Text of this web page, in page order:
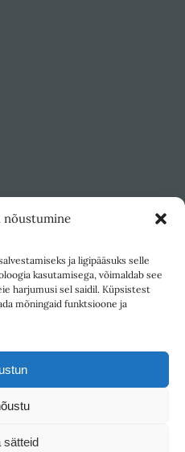
nõustumine
ja ligipääsuks selle
kasutamisega, võimaldab see
harjumusi sel saidil. Küpsistest
mõningaid funktsioone ja
sätteid